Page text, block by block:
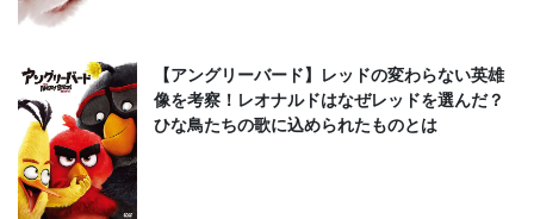
【アングリーバード】レッドの変わらない英雄
像を考察！レオナルドはなぜレッドを選んだ？
ひな鳥たちの歌に込められたものとは